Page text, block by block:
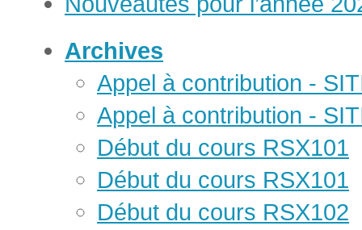
Archives
Appel à contribution -
Appel à contribution -
Début du cours RSX101
Début du cours RSX101
Début du cours RSX102